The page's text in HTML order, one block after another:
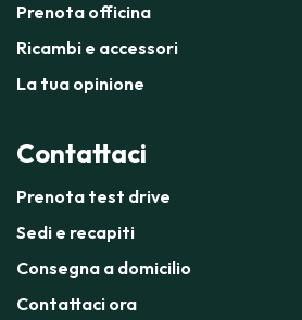
Prenota officina
Ricambi e accessori
La tua opinione
Contattaci
Prenota test drive
Sedi e recapiti
Consegna a domicilio
Contattaci ora